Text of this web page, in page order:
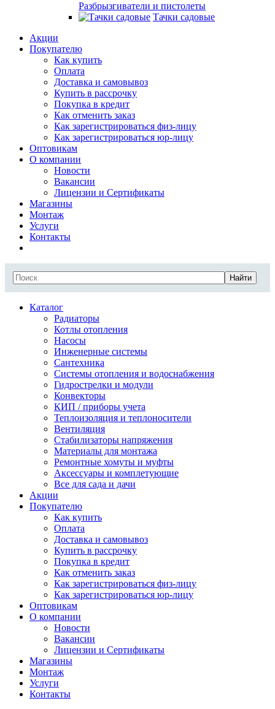
Разбрызгиватели и пистолеты
Тачки садовые
Акции
Покупателю
Как купить
Оплата
Доставка и самовывоз
Купить в рассрочку
Покупка в кредит
Как отменить заказ
Как зарегистрироваться физ-лицу
Как зарегистрироваться юр-лицу
Оптовикам
О компании
Новости
Вакансии
Лицензии и Сертификаты
Магазины
Монтаж
Услуги
Контакты
Найти
Каталог
Радиаторы
Котлы отопления
Насосы
Инженерные системы
Сантехника
Системы отопления и водоснабжения
Гидрострелки и модули
Конвекторы
КИП / приборы учета
Теплоизоляция и теплоносители
Вентиляция
Стабилизаторы напряжения
Материалы для монтажа
Ремонтные хомуты и муфты
Аксессуары и комплетующие
Все для сада и дачи
Акции
Покупателю
Как купить
Оплата
Доставка и самовывоз
Купить в рассрочку
Покупка в кредит
Как отменить заказ
Как зарегистрироваться физ-лицу
Как зарегистрироваться юр-лицу
Оптовикам
О компании
Новости
Вакансии
Лицензии и Сертификаты
Магазины
Монтаж
Услуги
Контакты